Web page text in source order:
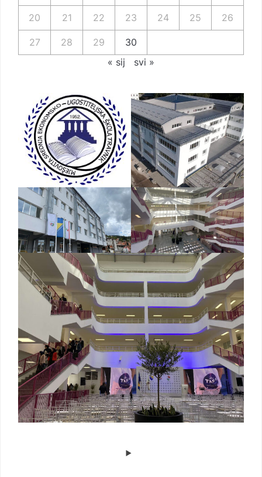
20 21 22 23 24 25 26
27 28 29
30
« sij
svi »